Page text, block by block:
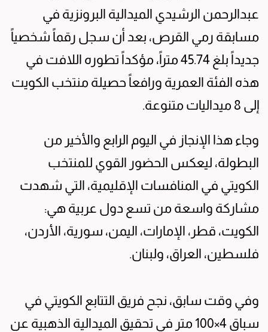
عبدالرحمن الرشيدي الميدالية البرونزية في
مسابقة رمي القرص، بعد أن سجل رقماً شخصياً
جديداً بلغ 45.74 متراً، مؤكداً تطوره اللافت في
هذه الفئة العمرية ورافعاً حصيلة منتخب الكويت
إلى 8 ميداليات متنوعة.
وجاء هذا الإنجاز في اليوم الرابع والأخير من
البطولة، ليعكس الحضور القوي للمنتخب
الكويتي في المنافسات الإقليمية، التي شهدت
مشاركة واسعة من تسع دول عربية هي:
الكويت، قطر، الإمارات، اليمن، سورية، الأردن،
فلسطين، العراق، ولبنان.
وفي وقت سابق، نجح فريق التتابع الكويتي في
سباق 4×100 متر في تحقيق الميدالية الذهبية عن